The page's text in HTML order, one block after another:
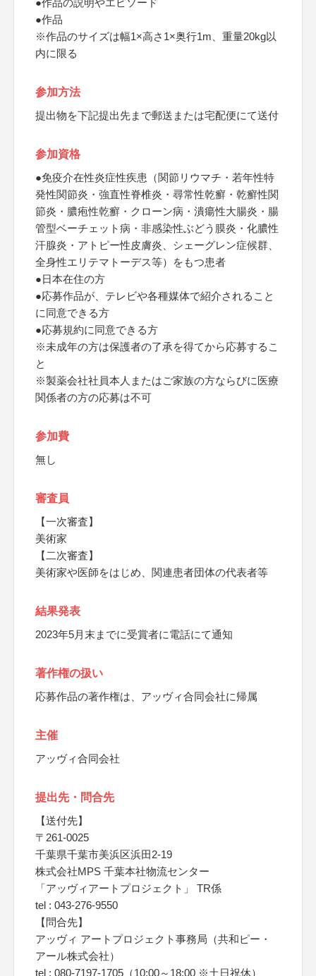
●作品の説明やエピソード
●作品
※作品のサイズは幅1×高さ1×奥行1m、重量20kg以
内に限る
参加方法
提出物を下記提出先まで郵送または宅配便にて送付
参加資格
●免疫介在性炎症性疾患（関節リウマチ・若年性特
発性関節炎・強直性脊椎炎・尋常性乾癬・乾癬性関
節炎・膿疱性乾癬・クローン病・潰瘍性大腸炎・腸
管型ベーチェット病・非感染性ぶどう膜炎・化膿性
汗腺炎・アトピー性皮膚炎、シェーグレン症候群、
全身性エリテマトーデス等）をもつ患者
●日本在住の方
●応募作品が、テレビや各種媒体で紹介されること
に同意できる方
●応募規約に同意できる方
※未成年の方は保護者の了承を得てから応募するこ
と
※製薬会社社員本人またはご家族の方ならびに医療
関係者の方の応募は不可
参加費
無し
審査員
【一次審査】
美術家
【二次審査】
美術家や医師をはじめ、関連患者団体の代表者等
結果発表
2023年5月末までに受賞者に電話にて通知
著作権の扱い
応募作品の著作権は、アッヴィ合同会社に帰属
主催
アッヴィ合同会社
提出先・問合先
【送付先】
〒261-0025
千葉県千葉市美浜区浜田2-19
株式会社MPS 千葉本社物流センター
「アッヴィアートプロジェクト」 TR係
tel : 043-276-9550
【問合先】
アッヴィ アートプロジェクト事務局（共和ピー・
アール株式会社）
tel : 080-7197-1705（10:00～18:00 ※土日祝休）